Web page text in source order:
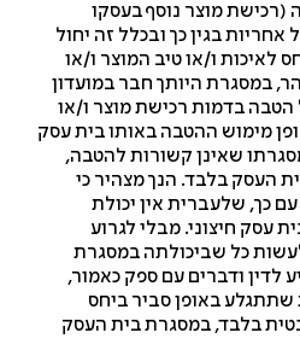
מוצר נוסף בעסקו
בגין כך ובכלל זה יחול
ו/או טיב המוצר ו/או
היותך חבר במועדון
רכישת מוצר ו/או
ההטבה באותו בית עסק
שאינן קשורות להטבה,
בלבד. הנך מצהיר כי
אין יכולת
מבלי לגרוע
שביכולתה במסגרת
ודברים עם ספק כאמור,
באופן סביר ביחס
במסגרת בית העסק